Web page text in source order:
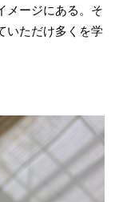
メージにある。そ
いただけ多くを学